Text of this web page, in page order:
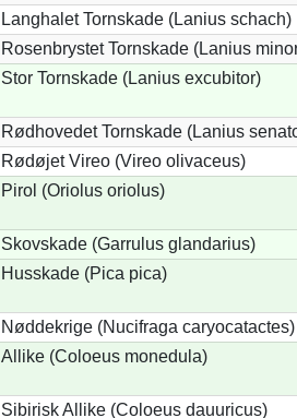
Langhalet Tornskade (Lanius schach)
Rosenbrystet Tornskade (Lanius
Stor Tornskade (Lanius excubitor)
Rødhovedet Tornskade (Lanius
Rødøjet Vireo (Vireo olivaceus)
Pirol (Oriolus oriolus)
Skovskade (Garrulus glandarius)
Husskade (Pica pica)
Nøddekrige (Nucifraga caryocatactes)
Allike (Coloeus monedula)
Sibirisk Allike (Coloeus dauuricus)